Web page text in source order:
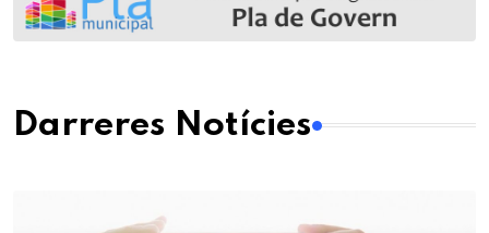
Darreres Notícies